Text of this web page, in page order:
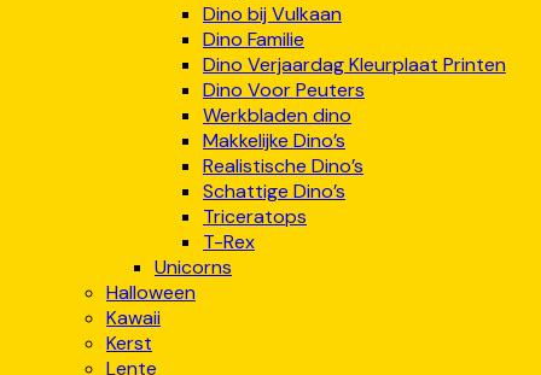
Dino bij Vulkaan
Dino Familie
Dino Verjaardag Kleurplaat Printen
Dino Voor Peuters
Werkbladen dino
Makkelijke Dino’s
Realistische Dino’s
Schattige Dino’s
Triceratops
T-Rex
Unicorns
Halloween
Kawaii
Kerst
Lente